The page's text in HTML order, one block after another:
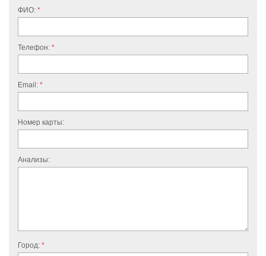
ФИО:
Телефон:
Email:
Номер карты:
Анализы:
Город: